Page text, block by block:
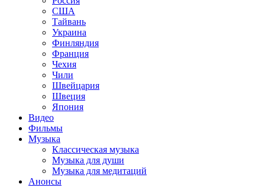
США
Тайвань
Украина
Финляндия
Франция
Чехия
Чили
Швейцария
Швеция
Япония
Видео
Фильмы
Музыка
Классическая музыка
Музыка для души
Музыка для медитаций
Анонсы